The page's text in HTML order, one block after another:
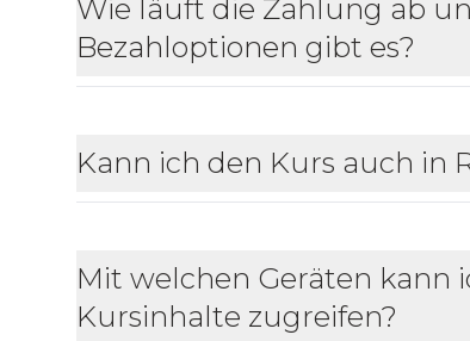
Wie läuft die Zahlung ab
Bezahloptionen gibt es?
Kann ich den Kurs auch in
Mit welchen Geräten kann
Kursinhalte zugreifen?